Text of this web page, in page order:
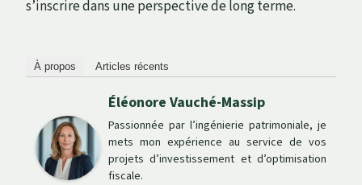
s’inscrire dans une perspective de long terme.
À propos Articles récents
Éléonore Vauché-Massip
Passionnée par l’ingénierie patrimoniale, je
mets mon expérience au service de vos
projets d’investissement et d’optimisation
fiscale.